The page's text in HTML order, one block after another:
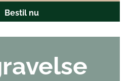
Bestil nu